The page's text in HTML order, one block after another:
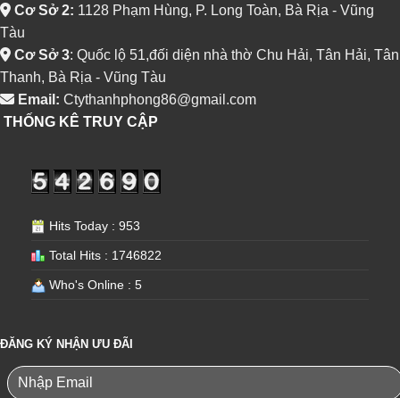
Cơ Sở 2: 1128 Phạm Hùng, P. Long Toàn, Bà Rịa - Vũng
Tàu
Cơ Sở 3: Quốc lộ 51,đối diện nhà thờ Chu Hải, Tân Hải, Tân
Thanh, Bà Rịa - Vũng Tàu
Email: Ctythanhphong86@gmail.com
THỐNG KÊ TRUY CẬP
Hits Today : 953
Total Hits : 1746822
Who's Online : 5
ĐĂNG KÝ NHẬN ƯU ĐÃI